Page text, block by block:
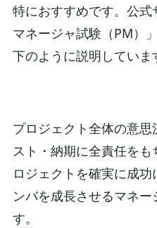
特におすすめです。公式
マネージャ試験（PM）
下のように説明していま
プロジェクト全体の意
スト・納期に全責任を
ロジェクトを確実に成
ンバを成長させるマネ
す。